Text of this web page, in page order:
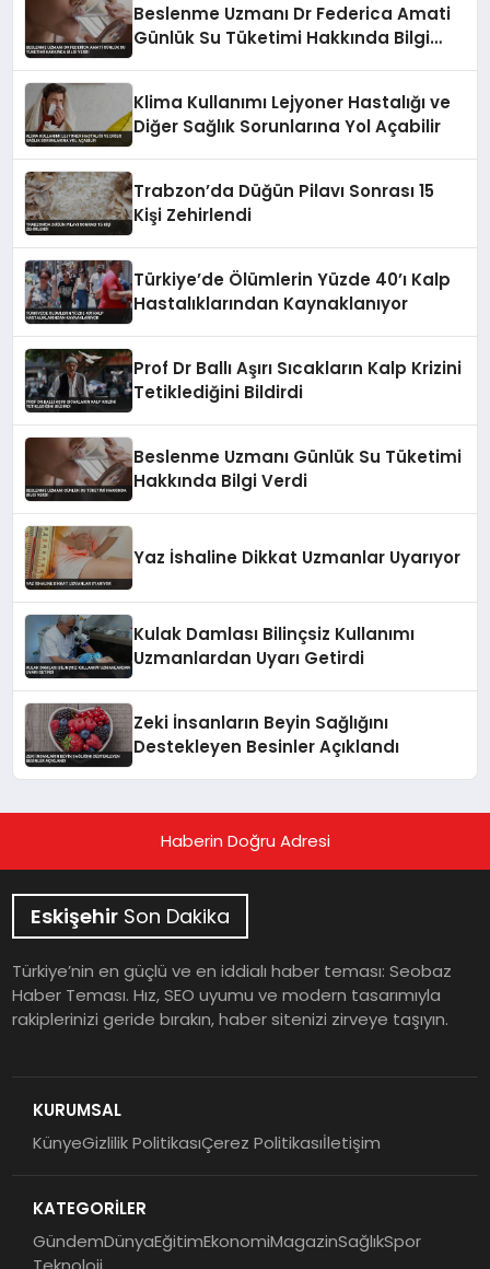
Beslenme Uzmanı Dr Federica Amati
Günlük Su Tüketimi Hakkında Bilgi
Klima Kullanımı Lejyoner Hastalığı ve
Diğer Sağlık Sorunlarına Yol Açabilir
Trabzon’da Düğün Pilavı Sonrası 15
Kişi Zehirlendi
Türkiye’de Ölümlerin Yüzde 40’ı Kalp
Hastalıklarından Kaynaklanıyor
Prof Dr Ballı Aşırı Sıcakların Kalp Krizini
Tetiklediğini Bildirdi
Beslenme Uzmanı Günlük Su Tüketimi
Hakkında Bilgi Verdi
Yaz İshaline Dikkat Uzmanlar Uyarıyor
Kulak Damlası Bilinçsiz Kullanımı
Uzmanlardan Uyarı Getirdi
Zeki İnsanların Beyin Sağlığını
Destekleyen Besinler Açıklandı
Haberin Doğru Adresi
Eskişehir Son Dakika
Türkiye’nin en güçlü ve en iddialı haber teması: Seobaz
Haber Teması. Hız, SEO uyumu ve modern tasarımıyla
rakiplerinizi geride bırakın, haber sitenizi zirveye taşıyın.
KURUMSAL
KünyeGizlilik PolitikasıÇerez Politikasıİletişim
KATEGORİLER
GündemDünyaEğitimEkonomiMagazinSağlıkSpor